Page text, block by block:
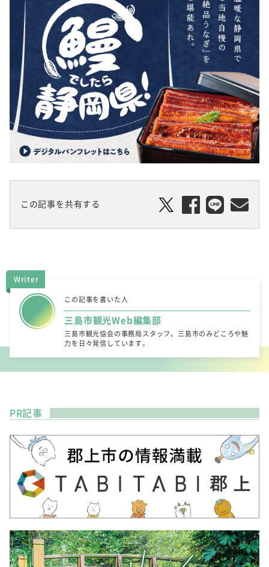
この記事を共有する
Writer
この記事を書いた人
三島市観光Web編集部
三島市観光協会の事務局スタッフ。三島市のみどころや魅
力を日々発信しています。
PR記事